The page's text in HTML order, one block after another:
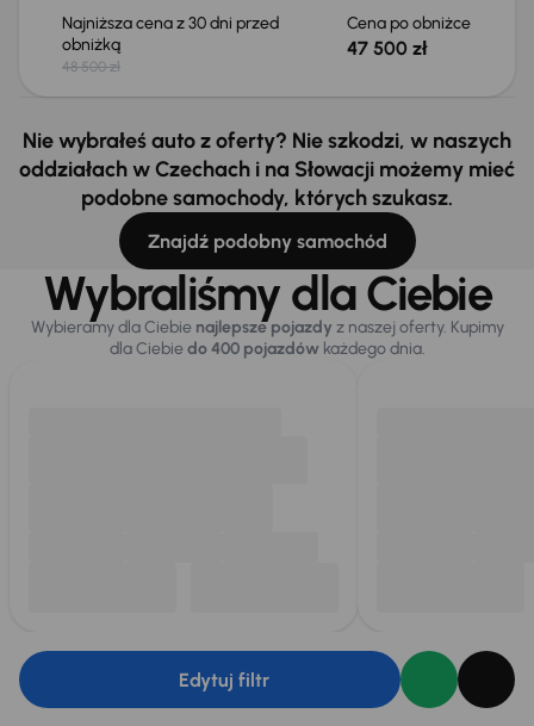
Najniższa cena z 30 dni przed
obniżką
48 500 zł
Cena po obniżce
47 500 zł
Nie wybrałeś auto z oferty? Nie szkodzi, w naszych
oddziałach w Czechach i na Słowacji możemy mieć
podobne samochody, których szukasz.
Znajdź podobny samochód
Wybraliśmy dla Ciebie
Wybieramy dla Ciebie najlepsze pojazdy z naszej oferty. Kupimy
dla Ciebiedo 400 pojazdówkażdego dnia.
Edytuj filtr